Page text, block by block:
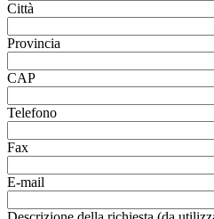
Città
Provincia
CAP
Telefono
Fax
E-mail